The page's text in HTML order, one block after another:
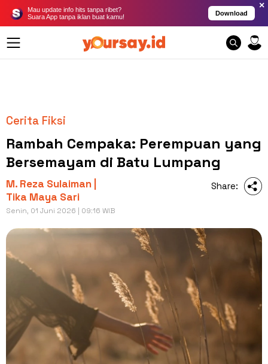
Mau update info hits tanpa ribet?
Suara App tanpa iklan buat kamu!
Download
×
Cerita Fiksi
Rambah Cempaka: Perempuan yang
Bersemayam di Batu Lumpang
M. Reza Sulaiman |
Tika Maya Sari
Senin, 01 Juni 2026 | 09:16 WIB
Share: